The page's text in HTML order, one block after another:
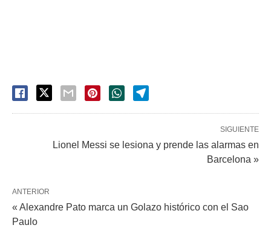
SIGUIENTE
Lionel Messi se lesiona y prende las alarmas en
Barcelona »
ANTERIOR
« Alexandre Pato marca un Golazo histórico con el Sao
Paulo